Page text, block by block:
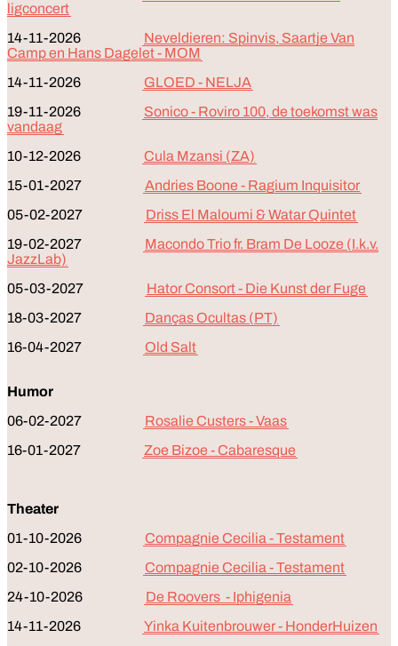
ligconcert
14-11-2026
Neveldieren: Spinvis, Saartje Van
Camp en Hans Dagelet - MOM
14-11-2026
GLOED - NELJA
19-11-2026
Sonico - Roviro 100, de toekomst was
vandaag
10-12-2026
Cula Mzansi (ZA)
15-01-2027
Andries Boone - Ragium Inquisitor
05-02-2027
Driss El Maloumi & Watar Quintet
19-02-2027
Macondo Trio fr. Bram De Looze (I.k.v.
JazzLab)
05-03-2027
Hator Consort - Die Kunst der Fuge
18-03-2027
Danças Ocultas (PT)
16-04-2027
Old Salt
Humor
06-02-2027
Rosalie Custers - Vaas
16-01-2027
Zoe Bizoe - Cabaresque
Theater
01-10-2026
Compagnie Cecilia - Testament
02-10-2026
Compagnie Cecilia - Testament
24-10-2026
De Roovers - Iphigenia
14-11-2026
Yinka Kuitenbrouwer - HonderHuizen